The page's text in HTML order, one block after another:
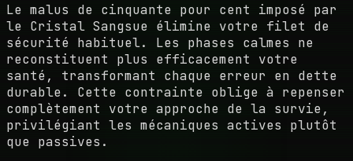
Le malus de cinquante pour cent imposé par
le Cristal Sangsue élimine votre filet de
sécurité habituel. Les phases calmes ne
reconstituent plus efficacement votre
santé, transformant chaque erreur en dette
durable. Cette contrainte oblige à repenser
complètement votre approche de la survie,
privilégiant les mécaniques actives plutôt
que passives.